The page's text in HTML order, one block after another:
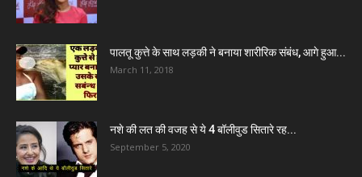
पालतू कुत्ते के साथ लड़की ने बनाया शारीरिक संबंध, आगे हुआ...
March 11, 2018
नशे की लत की वजह से ये 4 बॉलीवुड सितारे रह...
September 5, 2020